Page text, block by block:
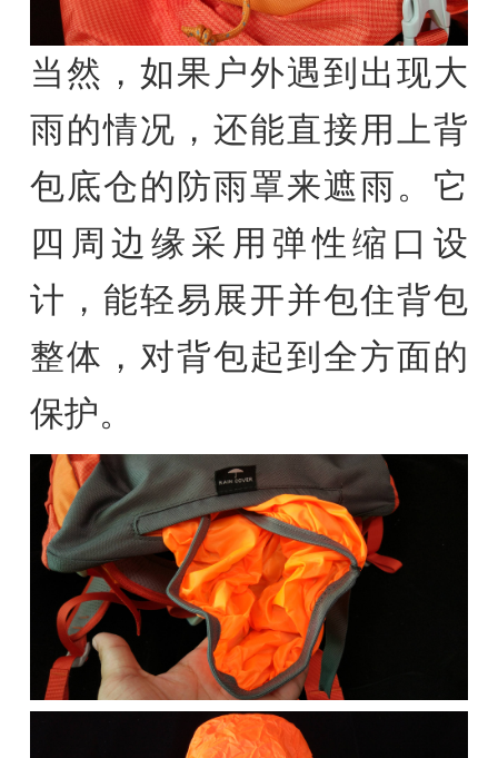
当然，如果户外遇到出现大
雨的情况，还能直接用上背
包底仓的防雨罩来遮雨。它
四周边缘采用弹性缩口设
计，能轻易展开并包住背包
整体，对背包起到全方面的
保护。